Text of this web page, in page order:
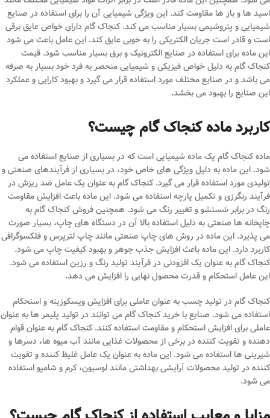
اسید ها و باز ها مقاومت کند. این ویژگی شیمیایی آن را برای استفاده در صنایع
شیمیایی و پتروشیمی بسیار مناسب می کند. کنجاک گام دارای خواص عایق ‌برقی
است و قادر است جریان الکتریکی را به خوبی عایق کند. این عامل باعث می شود
این ماده برای استفاده در صنایع الکترونیک و برق بسیار مناسب شود. قیمت
کنجاک گام به دلیل خواص فیزیکی و شیمیایی منحصر به فرد خود بسیار به صرفه
می باشد و در صنایع مختلف مورد استفاده قرار می‌ گیرد و بهبود کارایی و عملکرد
این صنایع را بهبود می ‌بخشد.
کاربرد ماده کنجاک گام چیست؟
ماده کنجاک گام یک ماده شیمیایی است که در بسیاری از صنایع استفاده می
شود. این ماده به دلیل ویژگی های خاص خود، در بسیاری از فرآیندهای صنعتی و
تولیدی مورد استفاده قرار می گیرد. کنجاک گام به عنوان یک عامل ضد ریزش در
فرآیند رنگرزی و تکمیل پارچه استفاده می شود. این ماده باعث افزایش مقاومت
رنگ در برابر شستشو و تغییر رنگ می شود. همچنین فروش کنجاک گام به
چاپخانه ها صنعتی به دلیل استفاده بالا آن در دستگاه های چاپ، بسیار صورت
می پذیرد. این ماده در روش های چاپ صنعتی مانند چاپ لترپرس و فلکسوگرافی
کاربرد دارد. این ماده باعث افزایش جذب جوهر و بهبود کیفیت چاپ می شود.
کنجاک گام به عنوان یک افزودنی در فرآیند تولید رنگ و رزین استفاده می شود.
این عامل استحکام و قدرت محصول نهایی را افزایش می دهد.
کنجاک گام در تولید چسب به عنوان عاملی برای افزایش ویسکوزیته و استحکام
استفاده می شود. صنایع با خرید کنجاک گام می توانند در تولید پلیمر ها به عنوان
عاملی برای افزایش استحکام و مقاومت استفاده کنند. کنجاک گام به عنوان قوام
دهنده و تقویت کننده در برخی از محصولات غذایی مانند آب میوه ها، دسرها و
شیرینی ها استفاده می شود. این ماده به عنوان یک عامل غلیظ کننده و تقویت
کننده در تولید محصولات آرایشی بهداشتی مانند لوسیون، کرم و شامپو استفاده
می شود.